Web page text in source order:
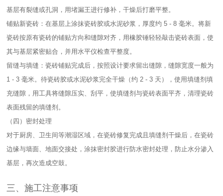
基层有裂缝或孔洞，用堵漏王进行修补，干燥后打磨平整。​
铺贴新瓷砖：在基层上涂抹瓷砖胶或水泥砂浆，厚度约 5 - 8 毫米。将新
瓷砖按原有瓷砖的铺贴方向和缝隙对齐，用橡胶锤轻轻敲击瓷砖表面，使
其与基层紧密贴合，并用水平仪检查平整度。​
留缝与填缝：瓷砖铺贴完成后，按照设计要求留出缝隙，缝隙宽度一般为
1 - 3 毫米。待瓷砖胶或水泥砂浆完全干燥（约 2 - 3 天），使用填缝剂填
充缝隙，用工具将缝隙压实、刮平，使填缝剂与瓷砖表面平齐，清理瓷砖
表面残留的填缝剂。​
（四）密封处理​
对于厨房、卫生间等潮湿区域，在瓷砖修复完成且填缝剂干燥后，在瓷砖
边缘与墙面、地面交接处，涂抹密封胶进行防水密封处理，防止水分渗入
基层，再次造成空鼓。​
三、施工注意事项​